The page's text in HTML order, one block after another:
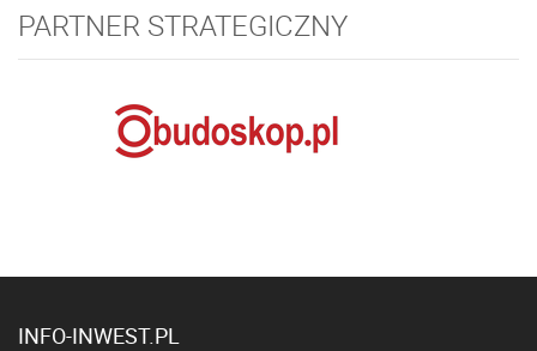
PARTNER STRATEGICZNY
INFO-INWEST.PL